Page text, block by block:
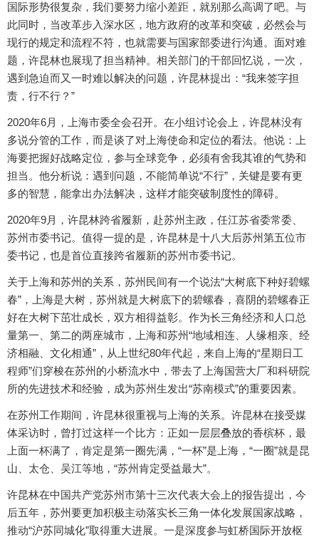
国际形势很复杂，我们要努力缩小差距，就别那么高调了吧。与
此同时，当改革步入深水区，地方政府的改革和突破，必然会与
现行的规定和流程不符，也就需要与国家部委进行沟通。面对难
题，许昆林也展现了担当精神。相关部门的干部回忆说，一次，
遇到急迫而又一时难以解决的问题，许昆林提出：“我来签字担
责，行不行？”
2020年6月，上海市委全会召开。在小组讨论会上，许昆林没有
多说分管的工作，而是谈了对上海使命和定位的看法。他说：上
海要把握好战略定位，参与全球竞争，必须有舍我其谁的气势和
担当。他分析说：遇到问题，不能简单说“不行”，关键是要有更
多的智慧，能拿出办法解决，这样才能突破制度性的障碍。
2020年9月，许昆林跨省履新，赴苏州主政，任江苏省委常委、
苏州市委书记。值得一提的是，许昆林是十八大后苏州第五位市
委书记，也是首位直接跨省履新的苏州市委书记。
关于上海和苏州的关系，苏州民间有一个说法“大树底下种好碧螺
春”，上海是大树，苏州就是大树底下的碧螺春，喜阴的碧螺春正
好在大树下茁壮成长，双方相得益彰。作为长三角经济和人口总
量第一、第二的两座城市，上海和苏州“地域相连、人缘相亲、经
济相融、文化相通”，从上世纪80年代起，来自上海的“星期日工
程师”们穿梭在苏州的小桥流水中，带去了上海国营大厂和科研院
所的先进技术和经验，成为苏州生发出“苏南模式”的重要因素。
在苏州工作期间，许昆林很重视与上海的关系。许昆林在接受媒
体采访时，曾打过这样一个比方：正如一层层叠放的香槟杯，最
上面一杯满了，肯定是第一圈先满，“一杯”是上海，“一圈”就是昆
山、太仓、吴江等地，“苏州肯定受益最大”。
许昆林在中国共产党苏州市第十三次代表大会上的报告提出，今
后五年，苏州要更加积极主动落实长三角一体化发展国家战略，
推动“沪苏同城化”取得重大进展。一是深度参与虹桥国际开放枢